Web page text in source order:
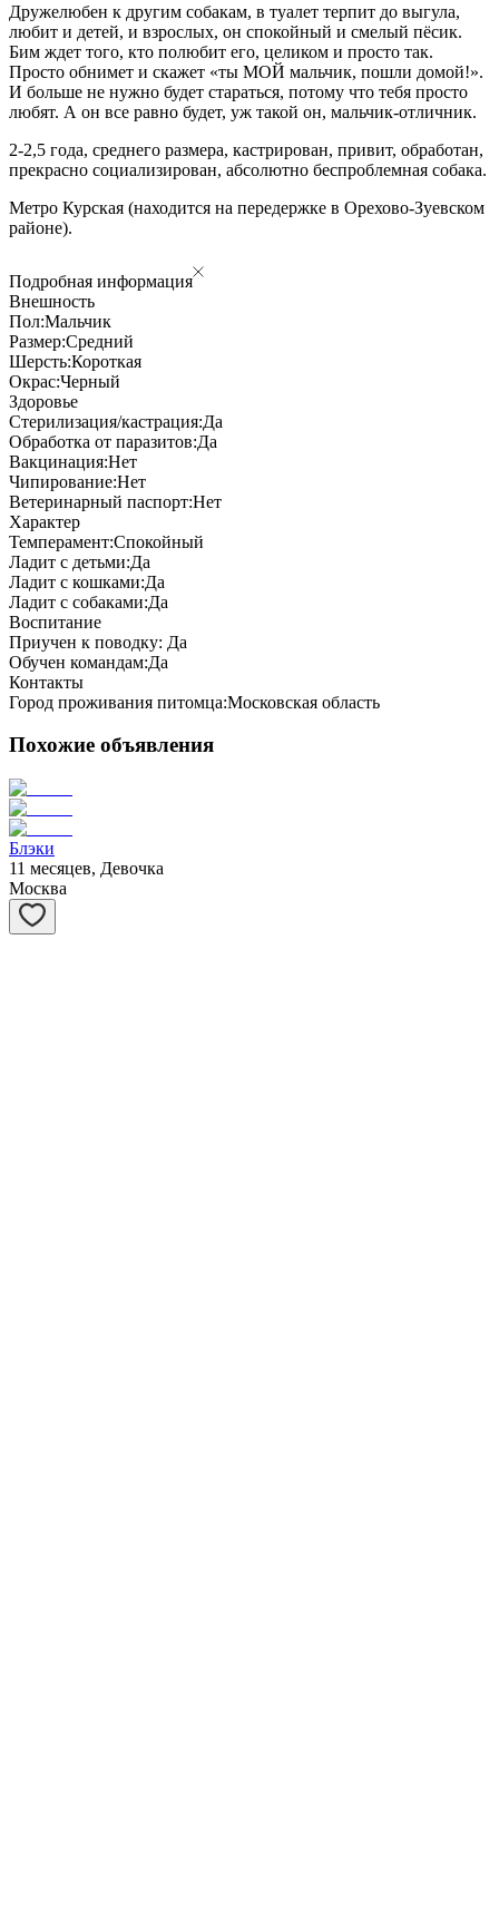
Дружелюбен к другим собакам, в туалет терпит до выгула,
любит и детей, и взрослых, он спокойный и смелый пёсик.
Бим ждет того, кто полюбит его, целиком и просто так.
Просто обнимет и скажет «ты МОЙ мальчик, пошли домой!».
И больше не нужно будет стараться, потому что тебя просто
любят. А он все равно будет, уж такой он, мальчик-отличник.
2-2,5 года, среднего размера, кастрирован, привит, обработан,
прекрасно социализирован, абсолютно беспроблемная собака.
Метро Курская (находится на передержке в Орехово-Зуевском
районе).
Подробная информация
Внешность
Пол:Мальчик
Размер:Средний
Шерсть:Короткая
Окрас:Черный
Здоровье
Стерилизация/кастрация:Да
Обработка от паразитов:Да
Вакцинация:Нет
Чипирование:Нет
Ветеринарный паспорт:Нет
Характер
Темперамент:Спокойный
Ладит с детьми:Да
Ладит с кошками:Да
Ладит с собаками:Да
Воспитание
Приучен к поводку: Да
Обучен командам:Да
Контакты
Город проживания питомца:Московская область
Похожие объявления
Блэки
11 месяцев, Девочка
Москва